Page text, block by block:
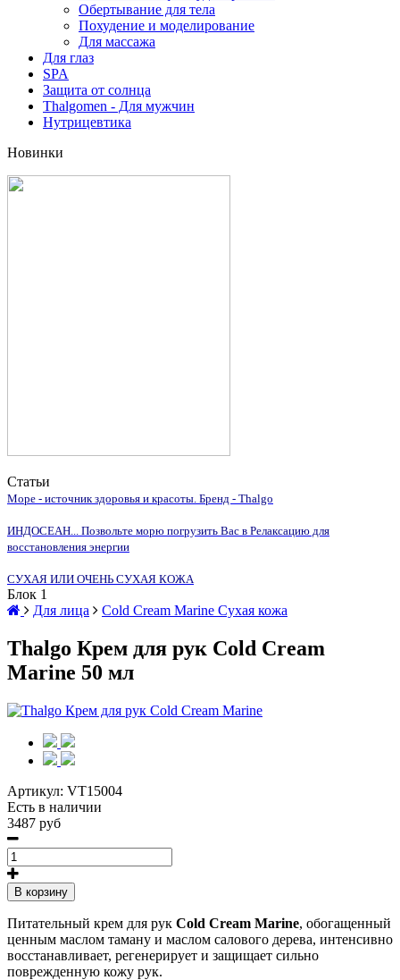
Обертывание для тела
Похудение и моделирование
Для массажа
Для глаз
SPA
Защита от солнца
Thalgomen - Для мужчин
Нутрицевтика
Новинки
Статьи
Море - источник здоровья и красоты. Бренд - Thalgo
ИНДОСЕАН... Позвольте морю погрузить Вас в Релаксацию для
восстановления энергии
СУХАЯ ИЛИ ОЧЕНЬ СУХАЯ КОЖА
Блок 1
Для лица
Cold Cream Marine Сухая кожа
Thalgo Крем для рук Cold Cream
Marine 50 мл
Артикул: VT15004
Есть в наличии
3487 руб
В корзину
Питательный крем для рук Cold Cream Marine, обогащенный
ценным маслом таману и маслом салового дерева, интенсивно
восстанавливает, регенерирует и защищает сильно
поврежденную кожу рук.